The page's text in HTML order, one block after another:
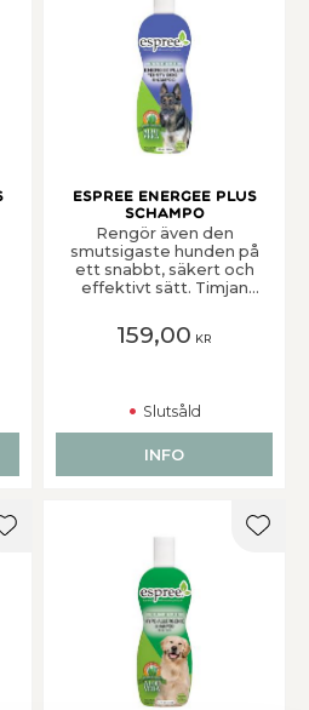
Espree Energee Plus
Schampo
Rengör även den
smutsigaste hunden på
ett snabbt, säkert och
effektivt sätt. Timjan
för att lindra infektioner
i huden som orsakats av
en päls som önskas
något sträv i strukturen.
Ett pH-neutralt
valpar och kattungar
159,00 KR
Slutsåld
INFO
Lägg till i favoriter